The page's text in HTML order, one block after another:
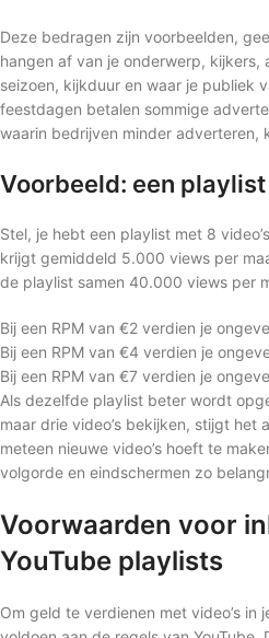
Deze bedragen zijn voorbeelden,
hangen af van je onderwerp,
seizoen, kijkduur en waar je publiek
feestdagen betalen sommige
waarin bedrijven minder adverteren,
Voorbeeld: een playlist
Stel, je hebt een playlist met 8
krijgt gemiddeld 5.000 views per
de playlist samen 40.000 views per
Bij een RPM van €2 verdien je
Bij een RPM van €4 verdien je
Bij een RPM van €7 verdien je
Als dezelfde playlist beter wordt
maar drie video’s bekijken, stijgt het
meteen nieuwe video’s hoeft te
volgorde en eindschermen zo
Voorwaarden voor
YouTube playlists
Om geld te verdienen met video’s in